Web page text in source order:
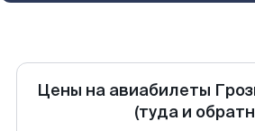
Цены на авиабилеты
(туда и